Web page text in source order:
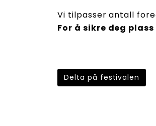
Vi tilpasser antall
For å sikre deg
Delta på festivalen